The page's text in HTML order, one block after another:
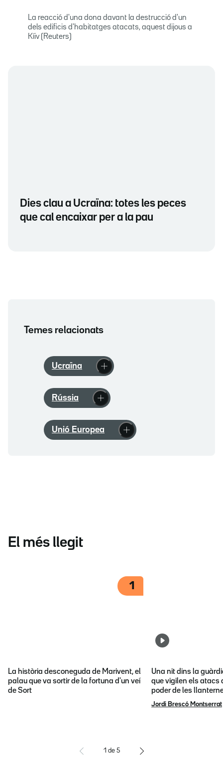
La reacció d'una dona davant la destrucció d'un
dels edificis d'habitatges atacats, aquest dijous a
Kíiv (Reuters)
Dies clau a Ucraïna: totes les peces
que cal encaixar per a la pau
Temes relacionats
Ucraïna
Rússia
Unió Europea
El més llegit
1
La història desconeguda de Marivent, el
palau que va sortir de la fortuna d'un veí
de Sort
Una nit dins la
que vigilen els atacs
poder de les
Jordi Brescó Montserrat
1 de 5